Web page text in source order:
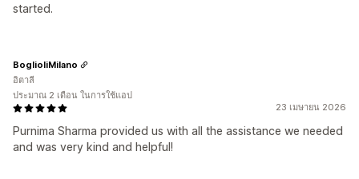
started.
23 เมษายน 2026
Purnima Sharma provided us with all the assistance we needed
and was very kind and helpful!
BoglioliMilano
อิตาลี
ประมาณ 2 เดือน ในการใช้แอป